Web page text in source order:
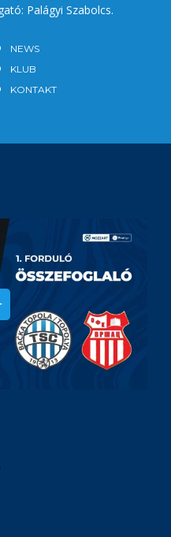
Palágyi Szabolcs.
NEWS
KLUB
KONTAKT